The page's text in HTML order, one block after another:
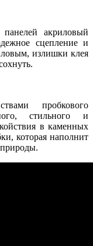
акриловый
сцепление и
излишки клея
пробкового
стильного и
в каменных
которая наполнит